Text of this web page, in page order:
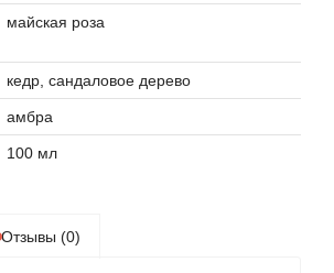
майская роза
кедр, сандаловое дерево
амбра
100 мл
Отзывы (0)